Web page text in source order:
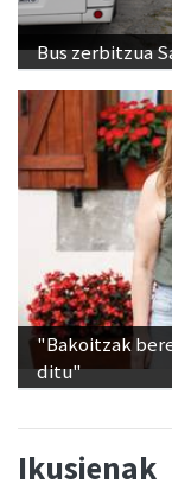
Bus zerbitzua
"Bakoitzak
ditu"
Ikusienak